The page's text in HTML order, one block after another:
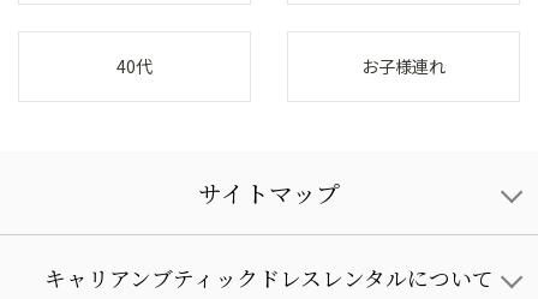
40代 お子様連れ
サイトマップ
キャリアンブティックドレスレンタルについて